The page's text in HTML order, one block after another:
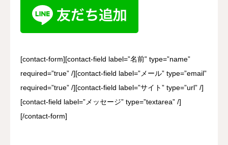
[contact-form][contact-field label=”名前” type=”name”
required=”true” /][contact-field label=”メール” type=”email”
required=”true” /][contact-field label=”サイト” type=”url” /]
[contact-field label=”メッセージ” type=”textarea” /]
[/contact-form]